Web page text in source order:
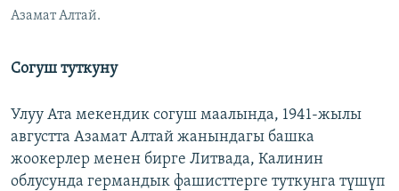
Азамат Алтай.
Согуш туткуну
Улуу Ата мекендик согуш маалында, 1941-жылы
августта Азамат Алтай жанындагы башка
жоокерлер менен бирге Литвада, Калинин
облусунда германдык фашисттерге туткунга түшүп